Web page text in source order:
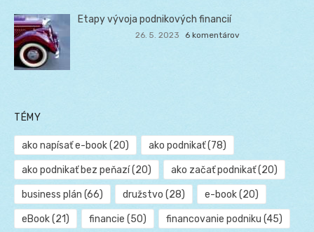
Etapy vývoja podnikových financií
26. 5. 2023 6 komentárov
TÉMY
ako napísať e-book(20) ako podnikať(78)
ako podnikať bez peňazí(20) ako začať podnikať(20)
business plán (66) družstvo (28) e-book(20)
eBook(21) financie (50) financovanie podniku (45)